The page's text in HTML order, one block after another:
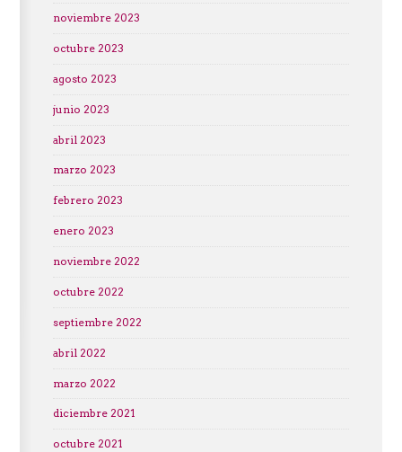
noviembre 2023
octubre 2023
agosto 2023
junio 2023
abril 2023
marzo 2023
febrero 2023
enero 2023
noviembre 2022
octubre 2022
septiembre 2022
abril 2022
marzo 2022
diciembre 2021
octubre 2021